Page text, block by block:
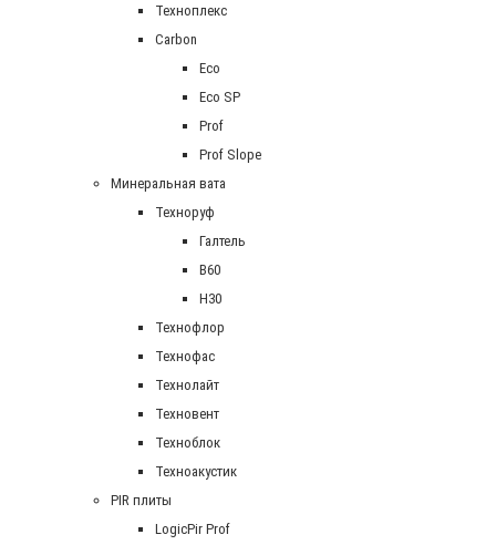
Техноплекс
Carbon
Eco
Eco SP
Prof
Prof Slope
Минеральная вата
Техноруф
Галтель
В60
Н30
Технофлор
Технофас
Технолайт
Техновент
Техноблок
Техноакустик
PIR плиты
LogicPir Prof